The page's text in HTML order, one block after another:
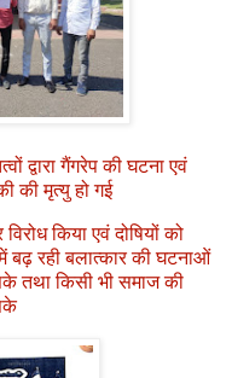
गैंगरेप की घटना एवं
की मृत्यु हो गई
किया एवं दोषियों को
रही बलात्कार की घटनाओं
तथा किसी भी समाज की